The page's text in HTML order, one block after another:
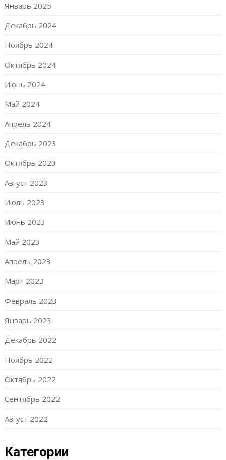
Январь 2025
Декабрь 2024
Ноябрь 2024
Октябрь 2024
Июнь 2024
Май 2024
Апрель 2024
Декабрь 2023
Октябрь 2023
Август 2023
Июль 2023
Июнь 2023
Май 2023
Апрель 2023
Март 2023
Февраль 2023
Январь 2023
Декабрь 2022
Ноябрь 2022
Октябрь 2022
Сентябрь 2022
Август 2022
Категории